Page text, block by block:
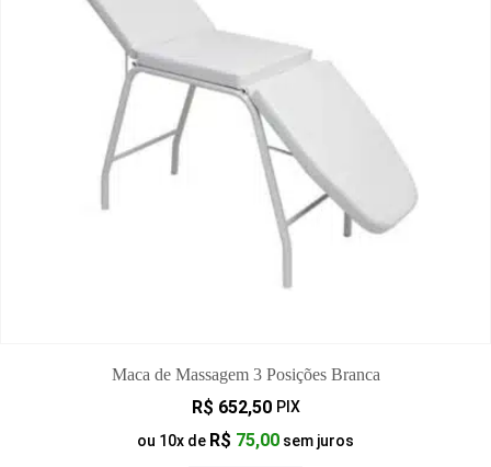
Maca de Massagem 3 Posições Branca
R$ 652,50 PIX
ou 10x de R$ 75,00 sem juros